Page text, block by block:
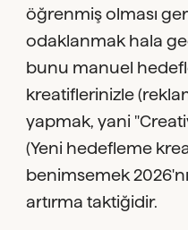
öğrenmiş olması
odaklanmak hala
bunu manuel
kreatiflerinizle
yapmak, yani
(Yeni hedefleme
benimsemek
artırma taktiğidir.